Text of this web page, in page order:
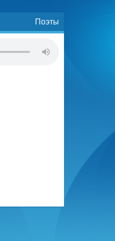
Поэты